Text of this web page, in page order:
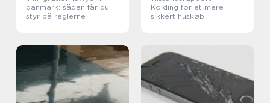
danmark: sådan får du
styr på reglerne
Kolding for et mere
sikkert huskøb